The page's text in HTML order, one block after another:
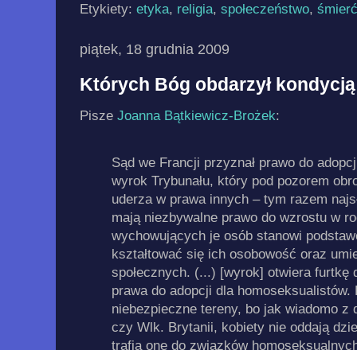
Etykiety: etyka, religia, społeczeństwo, śmierć
piątek, 18 grudnia 2009
Których Bóg obdarzył
Pisze Joanna Bątkiewicz-Brożek:
Sąd we Francji przyznał prawo do
wyrok Trybunału, który pod pozorem
uderza w prawa innych – tym razem
mają niezbywalne prawo do wzrostu w
wychowujących je osób stanowi
kształtować się ich osobowość oraz
społecznych. (...) [wyrok] otwiera furtkę
prawa do adopcji dla
niebezpieczne tereny, bo jak wiadomo z
czy Wlk. Brytanii, kobiety nie oddają
trafią one do związków